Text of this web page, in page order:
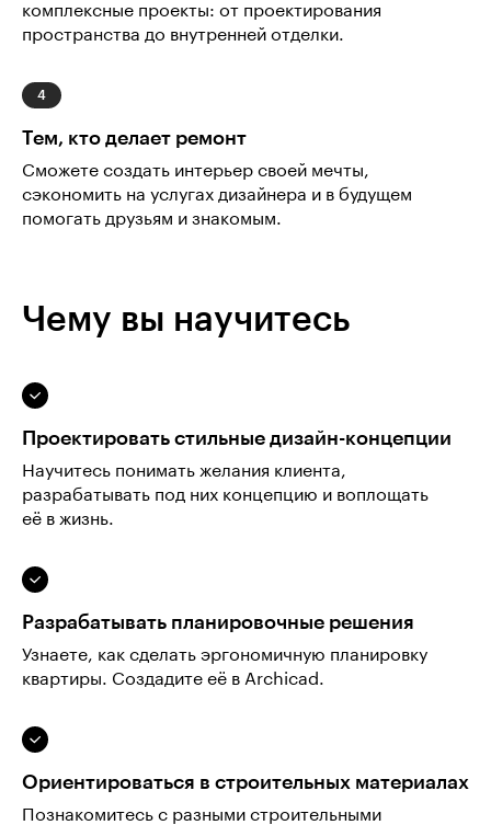
комплексные проекты: от проектирования
пространства до внутренней отделки.
Тем, кто делает ремонт
Сможете создать интерьер своей мечты,
сэкономить на услугах дизайнера и в будущем
помогать друзьям и знакомым.
Чему вы научитесь
Проектировать стильные дизайн-концепции
Научитесь понимать желания клиента,
разрабатывать под них концепцию и воплощать
её в жизнь.
Разрабатывать планировочные решения
Узнаете, как сделать эргономичную планировку
квартиры. Создадите её в Archicad.
Ориентироваться в строительных материалах
Познакомитесь с разными строительными